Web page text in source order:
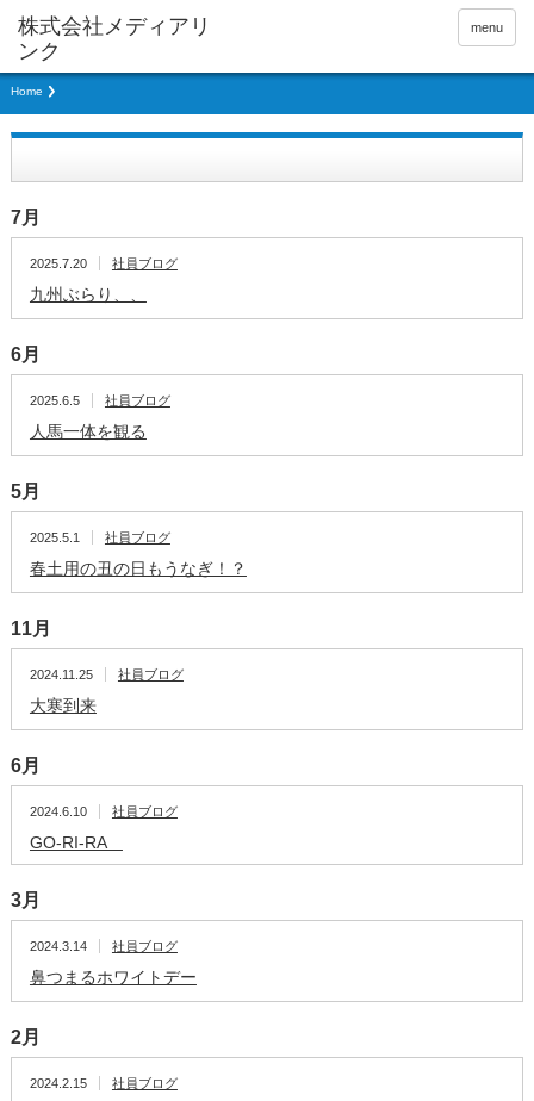
menu
Home
7月
2025.7.20 社員ブログ
九州ぶらり、、
6月
2025.6.5 社員ブログ
人馬一体を観る
5月
2025.5.1 社員ブログ
春土用の丑の日もうなぎ！？
11月
2024.11.25 社員ブログ
大寒到来
6月
2024.6.10 社員ブログ
GO-RI-RA
3月
2024.3.14 社員ブログ
鼻つまるホワイトデー
2月
2024.2.15 社員ブログ